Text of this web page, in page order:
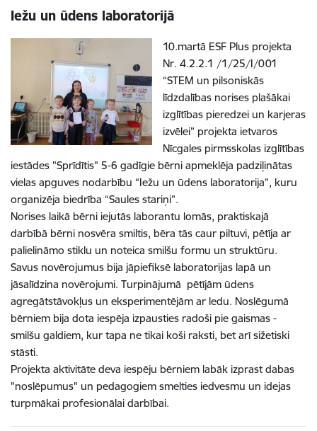
Iežu un ūdens laboratorijā
10.martā ESF Plus projekta
Nr. 4.2.2.1 /1/25/I/001
“STEM un pilsoniskās
līdzdalības norises plašākai
izglītības pieredzei un karjeras
izvēlei” projekta ietvaros
Nīcgales pirmsskolas izglītības
iestādes "Sprīdītis" 5-6 gadīgie bērni apmeklēja padziļinātas
vielas apguves nodarbību “Iežu un ūdens laboratorija”, kuru
organizēja biedrība “Saules stariņi”.
Norises laikā bērni iejutās laborantu lomās, praktiskajā
darbībā bērni nosvēra smiltis, bēra tās caur piltuvi, pētīja ar
palielināmo stiklu un noteica smilšu formu un struktūru.
Savus novērojumus bija jāpiefiksē laboratorijas lapā un
jāsalīdzina novērojumi. Turpinājumā pētījām ūdens
agregātstāvokļus un eksperimentējām ar ledu. Noslēgumā
bērniem bija dota iespēja izpausties radoši pie gaismas -
smilšu galdiem, kur tapa ne tikai koši raksti, bet arī sižetiski
stāsti.
Projekta aktivitāte deva iespēju bērniem labāk izprast dabas
"noslēpumus" un pedagogiem smelties iedvesmu un idejas
turpmākai profesionālai darbībai.